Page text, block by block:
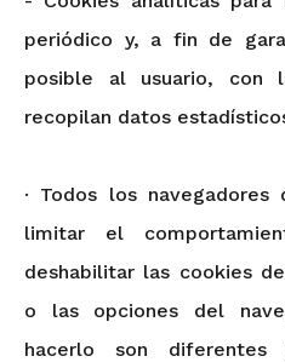
periódico y, a fin de
posible al usuario, con
recopilan datos
· Todos los
limitar el
deshabilitar las cookies
o las opciones del
hacerlo son diferentes